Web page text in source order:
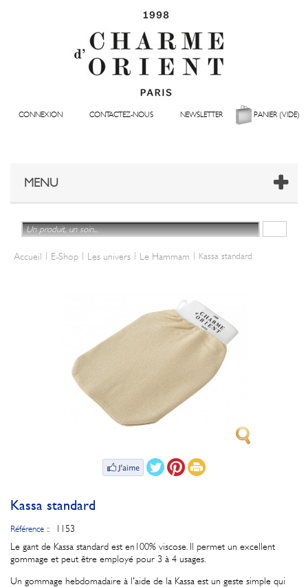
CONNEXION CONTACTEZ-NOUS NEWSLETTER PANIER(VIDE)
MENU
Accueil | E-Shop | Les univers | Le Hammam | Kassa standard
Kassa standard
Référence ::
1153
Le gant de Kassa standard est en100% viscose. Il permet un excellent
gommage et peut être employé pour 3 à 4 usages.
Un gommage hebdomadaire à l'aide de la Kassa est un geste simple qui